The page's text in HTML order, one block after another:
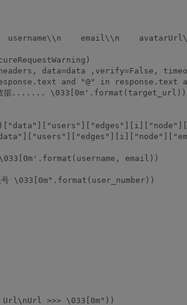
email\\n
data=data ,verify=False,
and "@" in response.text
据....... \033[0m'.format(target_url))
email))
\033[0m".format(user_number))
>>> \033[0m"))